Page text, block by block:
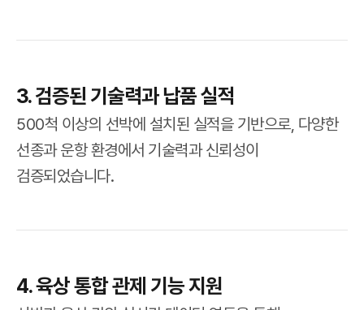
3. 검증된 기술력과 납품 실적
500척 이상의 선박에 설치된 실적을 기반으로, 다양한
선종과 운항 환경에서 기술력과 신뢰성이
검증되었습니다.
4. 육상 통합 관제 기능 지원